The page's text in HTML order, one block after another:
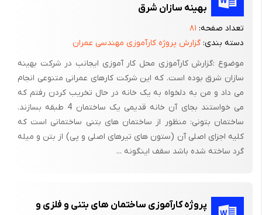
شده زیر رگه اول کاشی در یک ضلع کنار دیوار شمشه کاملا تراز به
وجود می آورد تا امکان چیدن رگه اول کاشی به وجود آید.
دو عدد کاشی دو سر ضلع مو قتا با فاصله حداقل 1 سانتیمتر از دیوار
قرار می دهند سپس ریسمانی نازک به بالای آن متصل نموده جلوی
کاشی ها را از گل ورزیده شده موقتا بست می زنند بعد شمشه فلزی
بسیار صاف جلوی کاشی در حال نصب قرار می دهند و بقیه کاشی ها را
پشت شمشه چیده بعد با ریسمان کنترل می نمایند، جلوی بند ها را از
گل ورزیده شده کروم موقت گذارده سپس دوغاب سیمان رابه صورت
رقیق محلول شده از ماسه پاک و سیمان معمولی آماده با ملاقه به
عمل آیدکه چنان چه کنار ضلعی تکه های غیر استاندارد احتیاج شود
کاشی های رگه اول را جا بجا نموده و تکه ها به کنار منتقل شود و
بهینه سازان شرق
تعداد صفحه: ۸۱
دسته بندی: گزارش پروژه کارآموزی مهندسی عمران
موضوع :گزارش کارآموزی محل کار آموزی ایجانب در شرکت بهینه
سازان شرق بوده است. که این شرکت کارهای عمرانی متنوعی انجام
می داد و من به دلخواه به یک خانه در حال تخریب کردن رفتم که
می خواستند بجای آن خانه قدیمی یک ساختمان 4 طبقه بسازند.
ساختمان بتونی: منظور از ساختمان های بتنی ساختمانی است که
کلیه اجزای اصلی آن (ستون های تیرهای اصلی و پی) از بتن و میله
گرد ساخته شده باشد سقف اینگونه ...
پروژه کارآموزی ساختمان های بتنی و فلزی و